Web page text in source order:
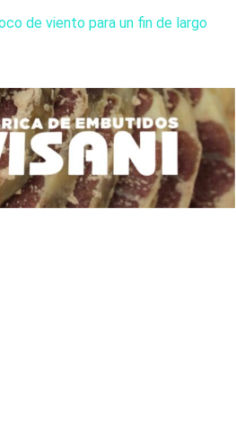
de viento para un fin de largo